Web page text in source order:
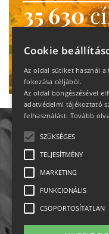
35 630
heti
Ne
Cookie
Az oldal sütiket használ
fokozása céljából.
Az oldal böngészésével
adatvédelmi tájékoztató
felhasználást. Tovább
SZÜKSÉGES
TELJESÍTMÉNY
MARKETING
FUNKCIONÁLIS
CSOPORTOSÍTATLAN